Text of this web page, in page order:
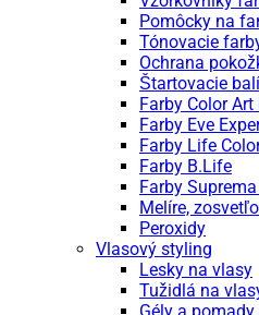
Pomôcky na
Tónovacie
Ochrana
Štartovacie
Farby Color Art
Farby Eve
Farby Life
Farby B.Life
Farby
Melíre,
Peroxidy
Vlasový styling
Lesky na vlasy
Tužidlá na